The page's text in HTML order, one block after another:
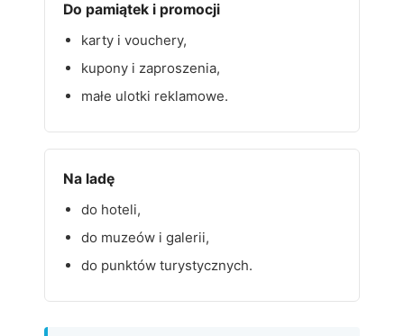
Do pamiątek i promocji
karty i vouchery,
kupony i zaproszenia,
małe ulotki reklamowe.
Na ladę
do hoteli,
do muzeów i galerii,
do punktów turystycznych.